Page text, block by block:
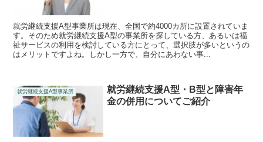
就労継続支援A型事業所は現在、全国で約4000カ所に設置されていま
す。そのため就労継続支援A型の事業所を探している方、あるいは福
祉サービスの利用を検討している方にとって、選択肢が多いというの
はメリットですよね。しかし一方で、自分にあわない事...
就労継続支援A型事業所
就労継続支援A型・B型と障害年
金の併用についてご紹介